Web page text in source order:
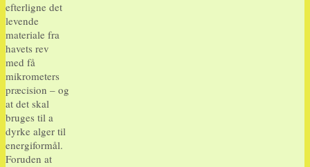
efterligne det
levende
materiale fra
havets rev
med få
mikrometers
præcision – og
at det skal
bruges til a
dyrke alger til
energiformål.
Foruden at